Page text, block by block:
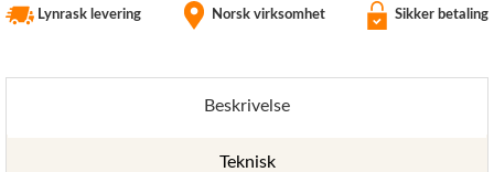
Lynrask levering Norsk virksomhet Sikker betaling
Beskrivelse
Teknisk